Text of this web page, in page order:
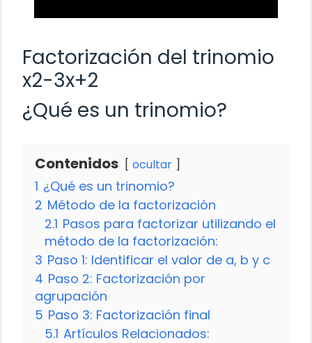
Factorización del trinomio
x2-3x+2
¿Qué es un trinomio?
Contenidos ocultar
1 ¿Qué es un trinomio?
2 Método de la factorización
2.1 Pasos para factorizar utilizando el
método de la factorización:
3 Paso 1: Identificar el valor de a, b y c
4 Paso 2: Factorización por
agrupación
5 Paso 3: Factorización final
5.1 Artículos Relacionados: